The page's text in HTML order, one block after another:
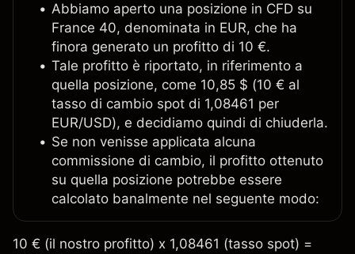
Abbiamo aperto una posizione in CFD su
France 40, denominata in EUR, che ha
finora generato un profitto di 10 €.
Tale profitto è riportato, in riferimento a
quella posizione, come 10,85 $ (10 € al
tasso di cambio spot di 1,08461 per
EUR/USD), e decidiamo quindi di chiuderla.
Se non venisse applicata alcuna
commissione di cambio, il profitto ottenuto
su quella posizione potrebbe essere
calcolato banalmente nel seguente modo:
10 € (il nostro profitto) x 1,08461 (tasso spot) =